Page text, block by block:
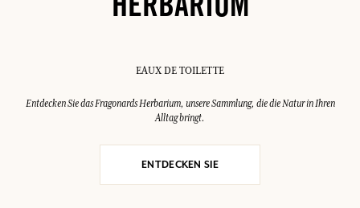
HERBARIUM
EAUX DE TOILETTE
Entdecken Sie das Fragonards Herbarium, unsere Sammlung, die die Natur in Ihren
Alltag bringt.
ENTDECKEN SIE